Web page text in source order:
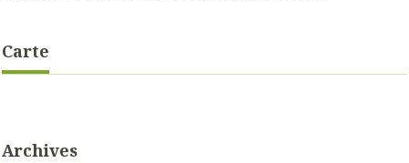
Carte
Archives